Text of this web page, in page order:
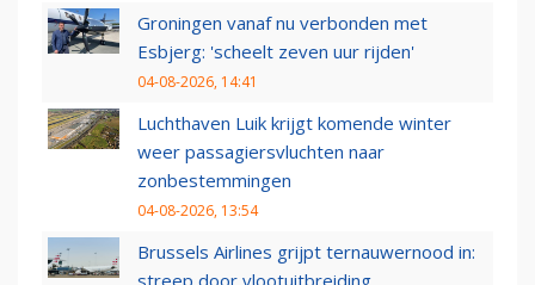
Groningen vanaf nu verbonden met
Esbjerg: 'scheelt zeven uur rijden'
04-08-2026, 14:41
Luchthaven Luik krijgt komende winter
weer passagiersvluchten naar
zonbestemmingen
04-08-2026, 13:54
Brussels Airlines grijpt ternauwernood in: